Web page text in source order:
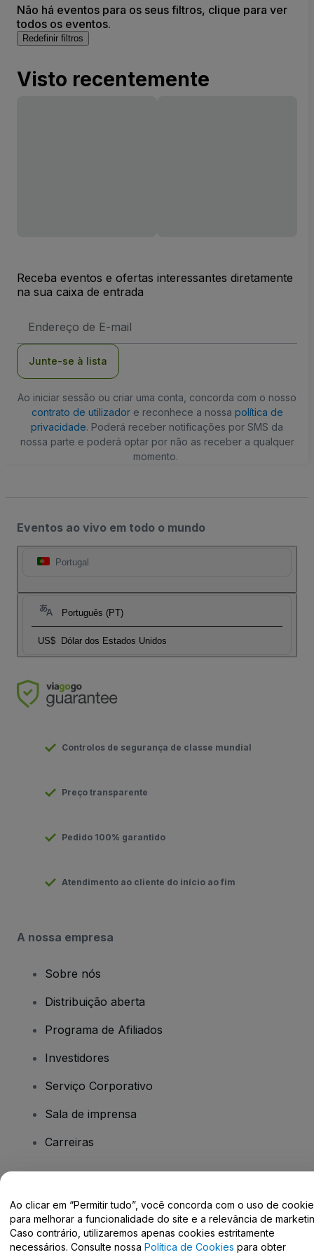
Não há eventos para os seus filtros, clique para ver
todos os eventos.
Redefinir filtros
Visto recentemente
Receba eventos e ofertas interessantes diretamente
na sua caixa de entrada
de
Junte-se à lista
Ao iniciar sessão ou criar uma conta, concorda com o nosso
contrato de utilizadore reconhece a nossa política de
privacidade. Poderá receber notificações por SMS da
nossa parte e poderá optar por não as receber a qualquer
momento.
Eventos ao vivo em todo o mundo
Portugal
Português (PT)
US$ Dólar dos Estados Unidos
Controlos de segurança de classe mundial
Preço transparente
Pedido 100% garantido
Atendimento ao cliente do início ao fim
A nossa empresa
Sobre nós
Distribuição aberta
Programa de Afiliados
Investidores
Serviço Corporativo
Sala de imprensa
Carreiras
Centro de Ajuda / Fale Conosco
Ao clicar em “Permitir tudo”, você concorda com o uso de
para melhorar a funcionalidade do site e a relevância de
Caso contrário, utilizaremos apenas cookies estritamente
necessários. Consulte nossa Política de Cookies para obter